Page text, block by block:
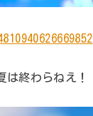
終わらねえ！